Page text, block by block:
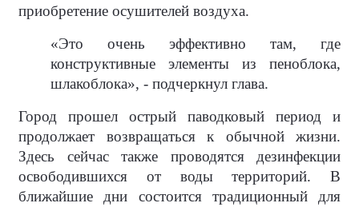
приобретение осушителей воздуха.
«Это очень эффективно там, где
конструктивные элементы из пеноблока,
шлакоблока», - подчеркнул глава.
Город прошел острый паводковый период и
продолжает возвращаться к обычной жизни.
Здесь сейчас также проводятся дезинфекции
освободившихся от воды территорий. В
ближайшие дни состоится традиционный для